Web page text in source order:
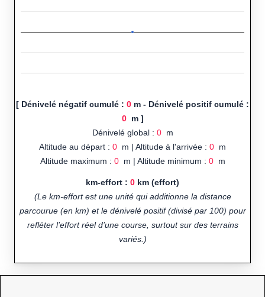
[ Dénivelé négatif cumulé : 0 m - Dénivelé positif cumulé :
0m ]
Dénivelé global : 0m
Altitude au départ : 0 m | Altitude à l'arrivée : 0 m
Altitude maximum : 0m | Altitude minimum : 0m
km-effort : 0 km (effort)
(Le km-effort est une unité qui additionne la distance
parcourue (en km) et le dénivelé positif (divisé par 100) pour
refléter l’effort réel d’une course, surtout sur des terrains
variés.)